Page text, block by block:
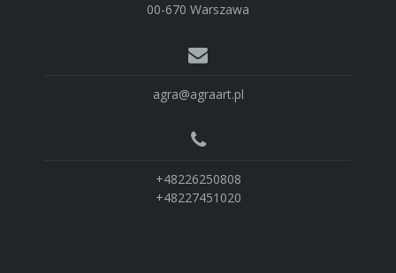
00-670 Warszawa
agra@agraart.pl
+48226250808
+48227451020